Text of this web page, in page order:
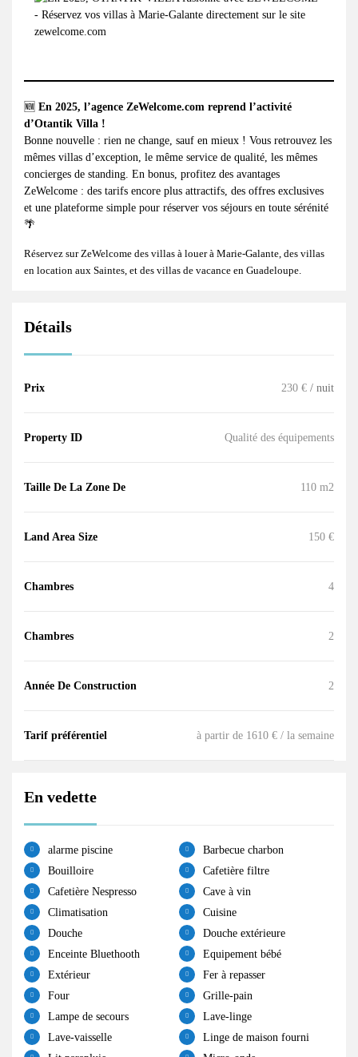
🆕 En 2025, l’agence ZeWelcome.com reprend l’activité
d’Otantik Villa !
Bonne nouvelle : rien ne change, sauf en mieux ! Vous retrouvez les
mêmes villas d’exception, le même service de qualité, les mêmes
concierges de standing. En bonus, profitez des avantages
ZeWelcome : des tarifs encore plus attractifs, des offres exclusives
et une plateforme simple pour réserver vos séjours en toute sérénité
🌴
Réservez sur ZeWelcome des villas à louer à Marie-Galante , des villas
en location aux Saintes , et des villas de vacance en Guadeloupe
Détails
Prix 230 € / nuit
Property ID Qualité des équipements
Taille De La Zone De 110 m2
Land Area Size 150 €
Chambres 4
Chambres 2
Année De Construction 2
Tarif préférentiel à partir de 1610 € / la semaine
En vedette
alarme piscine
Barbecue charbon
Bouilloire
Cafetière filtre
Cafetière Nespresso
Cave à vin
Climatisation
Cuisine
Douche
Douche extérieure
Enceinte Bluethooth
Equipement bébé
Extérieur
Fer à repasser
Four
Grille-pain
Lampe de secours
Lave-linge
Lave-vaisselle
Linge de maison fourni